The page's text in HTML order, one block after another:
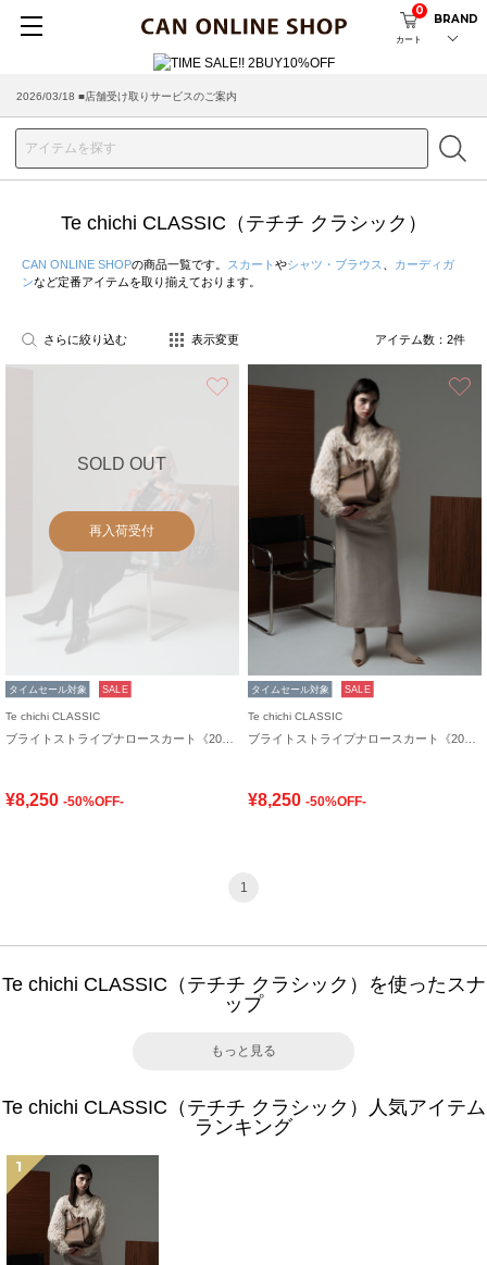
カート
0
BRAND
2026/03/18 ■店舗受け取りサービスのご案内
Te chichi CLASSIC（テチチ クラシック）
CAN ONLINE SHOPの商品一覧です。 スカート やシャツ・ブラウス
カーディガ
ンなど定番アイテムを取り揃えております。
さらに絞り込む 表示変更 アイテム数： 2件
SOLD OUT
再入荷受付
タイムセール対象 SALE
Te chichi CLASSIC
¥8,250 -50%OFF-
タイムセール対象 SALE
Te chichi CLASSIC
¥8,250 -50%OFF-
1
Te chichi CLASSIC（テチチ クラシック）を使ったスナ
ップ
もっと見る
Te chichi CLASSIC（テチチ クラシック）人気アイテム
ランキング
1